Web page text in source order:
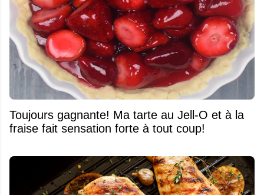
Toujours gagnante! Ma tarte au Jell-O et à la
fraise fait sensation forte à tout coup!